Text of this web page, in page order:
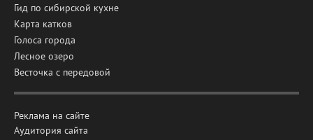
Гид по сибирской кухне
Карта катков
Голоса города
Лесное озеро
Весточка с передовой
Реклама на сайте
Аудитория сайта